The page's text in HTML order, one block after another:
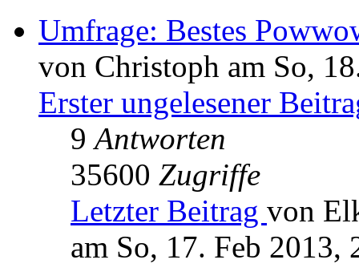
Umfrage: Bestes
von Christoph am So,
Erster ungelesener
9Antworten
35600 Zugriffe
Letzter Beitrag von
am So, 17. Feb 2013,